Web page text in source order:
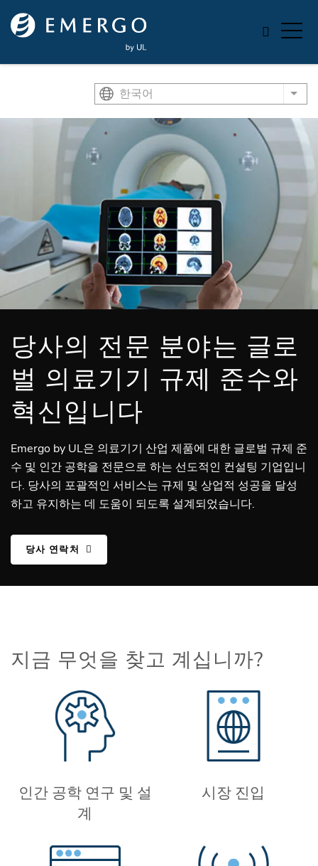
Skip to main content
한국어 List
당사의 전문 분야는 글로
벌 의료기기 규제 준수와
혁신입니다
Emergo by UL은 의료기기 산업 제품에 대한 글로벌 규제 준
수 및 인간 공학을 전문으로 하는 선도적인 컨설팅 기업입니
다. 당사의 포괄적인 서비스는 규제 및 상업적 성공을 달성
하고 유지하는 데 도움이 되도록 설계되었습니다.
당사 연락처
지금 무엇을 찾고 계십니까?
인간 공학 연구 및 설
계
시장 진입